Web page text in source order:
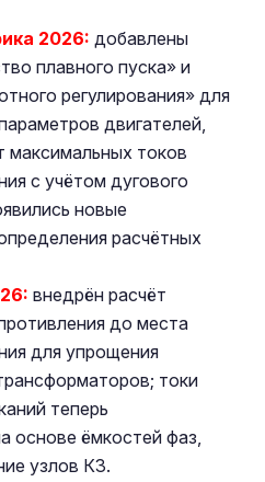
2026: добавлены
плавного пуска» и
регулирования» для
двигателей,
максимальных токов
с учётом дугового
новые
расчётных
внедрён расчёт
до места
для упрощения
токи
теперь
основе ёмкостей фаз,
узлов КЗ.